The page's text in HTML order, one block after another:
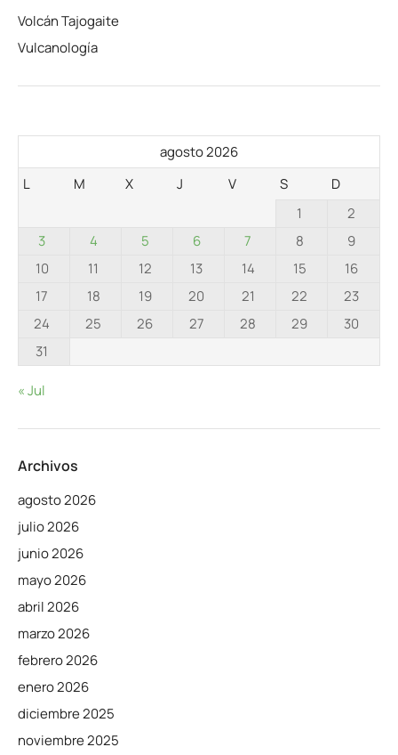
Volcán Tajogaite
Vulcanología
agosto 2026
L
M X J V S
D
1
2
3
4 5 6 7 8
9
10
11 12 13 14 15
16
17
18 19 20 21 22
23
24
25 26 27 28 29
30
31
« Jul
Archivos
agosto 2026
julio 2026
junio 2026
mayo 2026
abril 2026
marzo 2026
febrero 2026
enero 2026
diciembre 2025
noviembre 2025